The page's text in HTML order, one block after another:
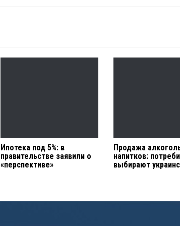
Ипотека под 5%: в
правительстве заявили о
«перспективе»
Продажа
напитков:
выбирают